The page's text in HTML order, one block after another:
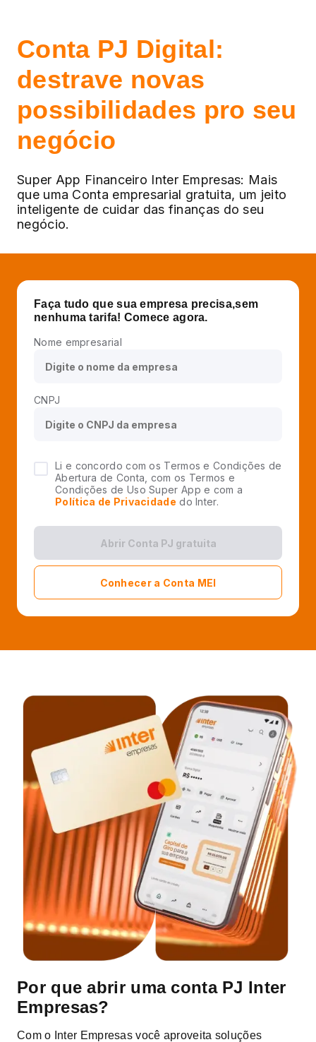
Conta PJ Digital:
destrave novas
possibilidades pro seu
negócio
Super App Financeiro Inter Empresas: Mais
que uma Conta empresarial gratuita, um jeito
inteligente de cuidar das finanças do seu
negócio.
Faça tudo que sua empresa precisa,sem
nenhuma tarifa! Comece agora.
Nome empresarial
CNPJ
Li e concordo com os Termos e Condições de
Abertura de Conta, com os Termos e
Condições de Uso Super App e com a
Política de Privacidade do Inter.
Abrir Conta PJ gratuita
Conhecer a Conta MEI
Por que abrir uma conta PJ Inter
Empresas?
Com o Inter Empresas você aproveita soluções